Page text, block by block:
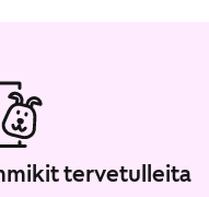
tervetulleita